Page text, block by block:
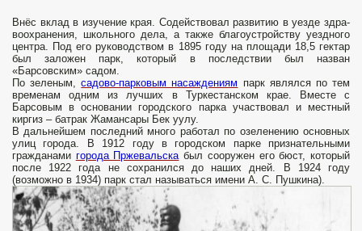
Внёс вклад в изучение края. Содействовал развитию в уезде здра­
воохранения, школьного дела, а также благоустройству уездного
центра. Под его руководством в 1895 году на площади 18,5 гектар
был заложен парк, который в последствии был назван
«Барсовским» садом.
По зеленым,садово-парковым насаждениям парк являлся по тем
временам одним из лучших в Туркестанском крае. Вместе с
Барсовым в основании городского парка участвовал и местный
киргиз – батрак Жамансары Бек уулу.
В дальнейшем последний много работал по озеленению основных
улиц города. В 1912 году в городском парке признательными
гражданами города Пржевальскабыл сооружен его бюст, который
после 1922 года не сохранился до наших дней. В 1924 году
(возможно в 1934) парк стал называться имени А. С. Пушкина).